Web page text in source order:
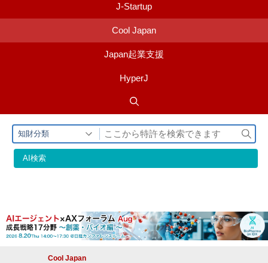
J-Startup
Cool Japan
Japan起業支援
HyperJ
知財分類
検
索
AI検索
Cool Japan